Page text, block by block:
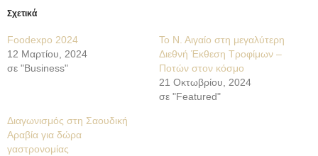
Σχετικά
Foodexpo 2024
12 Μαρτίου, 2024
σε "Business"
Το Ν. Αιγαίο στη μεγαλύτερη
Διεθνή Έκθεση Τροφίμων –
Ποτών στον κόσμο
21 Οκτωβρίου, 2024
σε "Featured"
Διαγωνισμός στη Σαουδική
Αραβία για δώρα
γαστρονομίας